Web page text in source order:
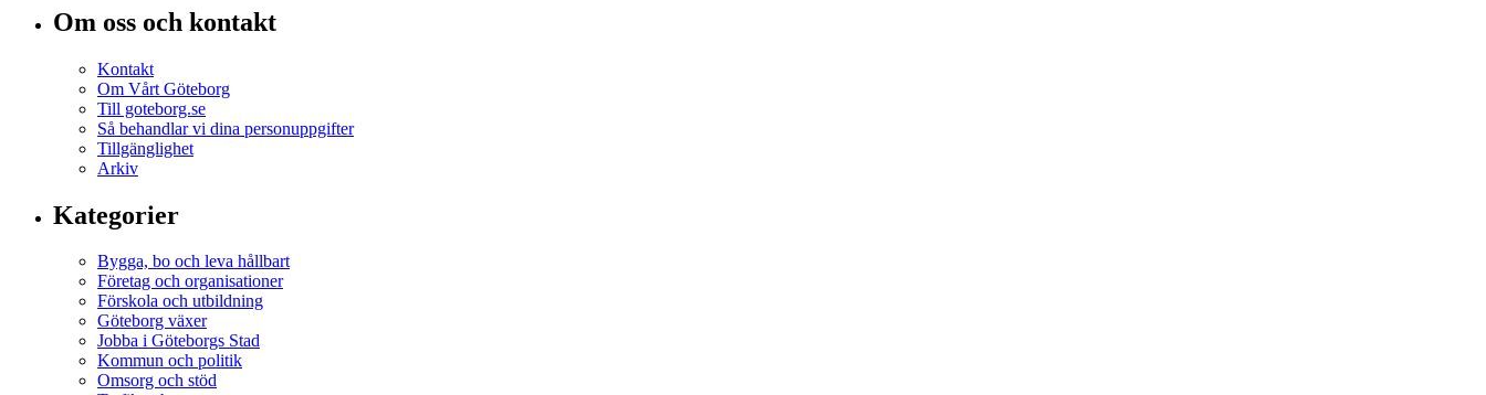
Om oss och kontakt
Kontakt
Om Vårt Göteborg
Till goteborg.se
Så behandlar vi dina personuppgifter
Tillgänglighet
Arkiv
Kategorier
Bygga, bo och leva hållbart
Företag och organisationer
Förskola och utbildning
Göteborg växer
Jobba i Göteborgs Stad
Kommun och politik
Omsorg och stöd